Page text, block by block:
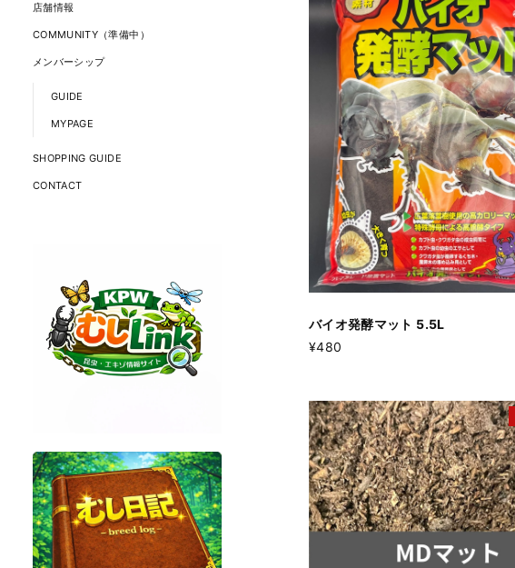
店舗情報
COMMUNITY（準備中）
メンバーシップ
GUIDE
MYPAGE
SHOPPING GUIDE
CONTACT
バイオ発酵マット 5.5L
¥480